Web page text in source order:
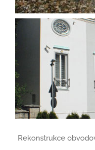
Rekonstrukce